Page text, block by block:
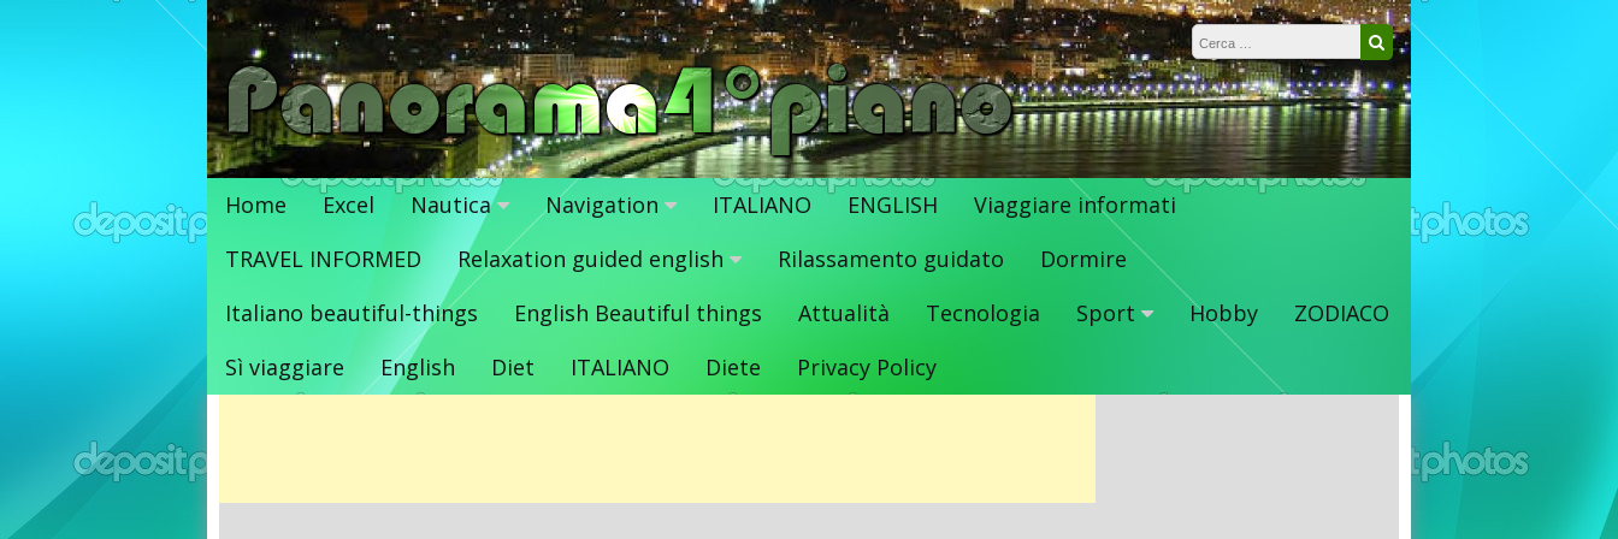
Vai
contenuto
Ricerca per:
Cerca
Home Excel Nautica Navigation ITALIANO ENGLISH
Viaggiare informati
TRAVEL INFORMED
Relaxation guided english Rilassamento guidato
Dormire
Italiano beautiful-things
English Beautiful things Attualità Tecnologia Sport Hobby
ZODIACO
Sì viaggiare
English Diet ITALIANO Diete Privacy Policy